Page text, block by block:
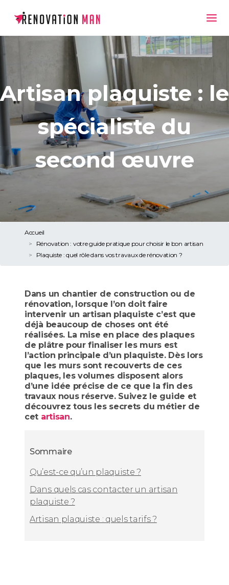
Artisan plaquiste : le
spécialiste du
second œuvre
Accueil
Rénovation : votre guide pratique pour choisir le bon artisan
Plaquiste : quel rôle dans vos travaux de rénovation ?
Dans un chantier de construction ou de
rénovation, lorsque l’on doit faire
intervenir un artisan plaquiste c’est que
déjà beaucoup de choses ont été
réalisées. La mise en place des plaques
de plâtre pour finaliser les murs est
l’action principale d’un plaquiste. Dès lors
que les murs sont recouverts de ces
plaques, les volumes disposent alors
d’une idée précise de ce que la fin des
travaux nous réserve. Suivez le guide et
découvrez tous les secrets du métier de
cet artisan.
Sommaire
Qu’est-ce qu’un plaquiste ?
Dans quels cas contacter un artisan
plaquiste ?
Artisan plaquiste : quels tarifs ?